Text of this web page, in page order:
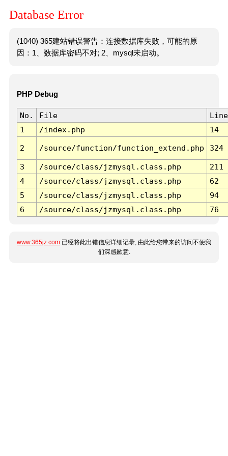
Database Error
(1040) 365建站错误警告：连接数据库失败，可能的原
因：1、数据库密码不对; 2、mysql未启动。
PHP Debug
No. File
Line
1
/index.php 14
2 /source/function/function_extend.php 324
3 /source/class/jzmysql.class.php
211
4
/source/class/jzmysql.class.php
62
5
/source/class/jzmysql.class.php
94
6
/source/class/jzmysql.class.php 76
www.365jz.com 已经将此出错信息详细记录, 由此给您带来的访问不便我
们深感歉意.